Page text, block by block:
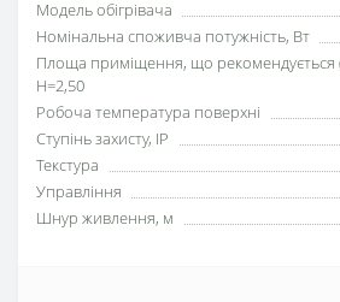
Модель обігрівача
Номінальна споживча потужність, Вт
Площа приміщення, що рекомендується
H=2,50
Робоча температура поверхні
Ступінь захисту, IP
Текстура
Управління
Шнур живлення, м